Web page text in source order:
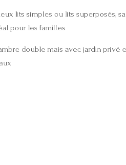
lits simples ou lits superposés,
pour les familles
double mais avec jardin privé